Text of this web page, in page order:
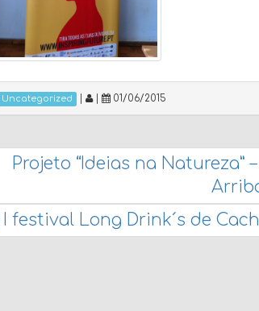
Uncategorized 01/06/2015
Projeto “Ideias na
I festival Long Drink´s de